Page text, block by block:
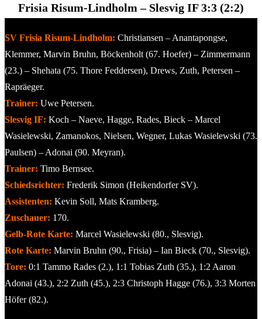
Frisia Risum-Lindholm – Slesvig IF 3:3 (2:2)
SV Frisia Risum-Lindholm: Christiansen – Anantapongse,
Klemmer, Marvin Bruhn, Böckenholt (67. Hoefer) – Zimmermann
(23.) – Shehata (75. Thore Feddersen), Drews, Zuth, Petersen –
Rapräeger.
Trainer: Uwe Petersen.
Slesvig IF: Koch – Naeve, Hagge, Rades, Bieck – Marcel
Wasielewski, Zamanokos, Nielsen, Wegner, Lukas Wasielewski (73.
Paulsen) – Adonai (90. Meyran).
Trainer: Timo Bernsee.
Schiedsrichter: Frederik Simon (Heikendorfer SV).
Assistenten: Kevin Soll, Mats Kramberg.
Zuschauer: 170.
Gelb-Rote Karte: Marcel Wasielewski (80., Slesvig).
Rote Karte: Marvin Bruhn (90., Frisia) – Ian Bieck (70., Slesvig).
Tore: 0:1 Tammo Rades (2.), 1:1 Tobias Zuth (35.), 1:2 Aaron
Adonai (43.), 2:2 Zuth (45.), 2:3 Christoph Hagge (76.), 3:3 Morten
Höfer (82.).